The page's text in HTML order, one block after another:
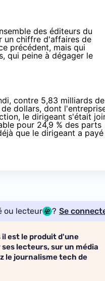
des éditeurs du
un chiffre d'affaires de
précédent, mais qui
qui peine à dégager le
contre 5,83 milliards de
dollars, dont
le dirigeant s'était
pour 24,9 % des parts
que le dirigeant a payé
ou lecteur ? Se
est le produit d'une
lecteurs, sur un média
le journalisme tech de